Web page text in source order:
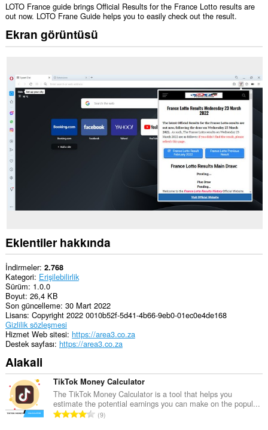
LOTO France guide brings Official Results for the France Lotto results are
out now. LOTO Frane Guide helps you to easily check out the result.
Ekran görüntüsü
Eklentiler hakkında
İndirmeler 2.768
Kategori Erişilebilirlik
Sürüm 1.0.0
Boyut 26,4 KB
Son güncelleme 30 Mart 2022
Lisans Copyright 2022 0010b52f-5d41-4b66-9eb0-01ec0e4de168
Gizlilik sözleşmesi
Hizmet Web sitesi https://area3.co.za
Destek sayfası https://area3.co.za
Alakali
TikTok Money Calculator
The TikTok Money Calculator is a tool that helps you
estimate the potential earnings you can make on the popul...
T9